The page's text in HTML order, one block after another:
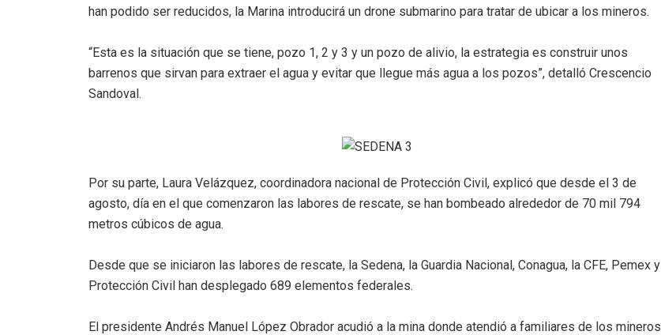
han podido ser reducidos, la Marina introducirá un drone submarino para tratar de ubicar a los mineros.
“Esta es la situación que se tiene, pozo 1, 2 y 3 y un pozo de alivio, la estrategia es construir unos
barrenos que sirvan para extraer el agua y evitar que llegue más agua a los pozos”, detalló Crescencio
Sandoval.
Por su parte, Laura Velázquez, coordinadora nacional de Protección Civil, explicó que desde el 3 de
agosto, día en el que comenzaron las labores de rescate, se han bombeado alrededor de 70 mil 794
metros cúbicos de agua.
Desde que se iniciaron las labores de rescate, la Sedena, la Guardia Nacional, Conagua, la CFE, Pemex y
Protección Civil han desplegado 689 elementos federales.
El presidente Andrés Manuel López Obrador acudió a la mina donde atendió a familiares de los mineros